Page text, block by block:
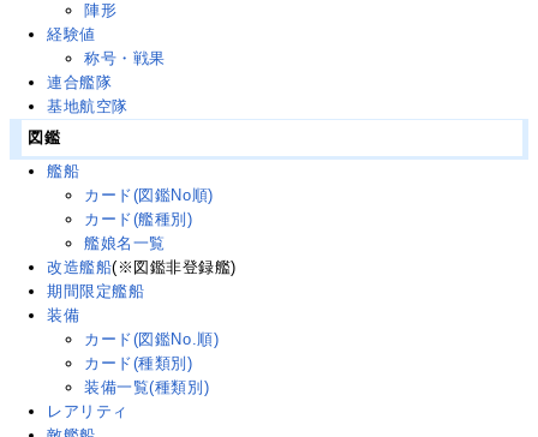
陣形
経験値
称号・戦果
連合艦隊
基地航空隊
図鑑
艦船
カード(図鑑No順)
カード(艦種別)
艦娘名一覧
改造艦船(※図鑑非登録艦)
期間限定艦船
装備
カード(図鑑No.順)
カード(種類別)
装備一覧(種類別)
レアリティ